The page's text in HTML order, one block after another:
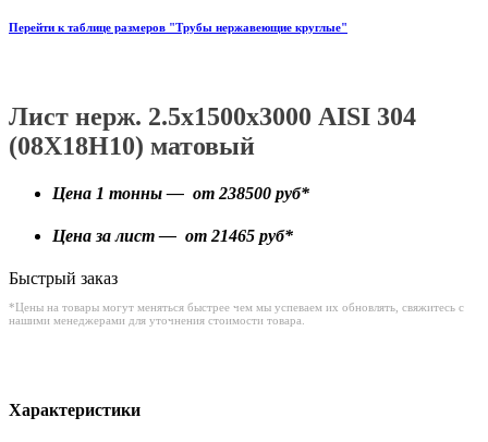
Перейти к таблице размеров "Трубы нержавеющие круглые"
Лист нерж. 2.5х1500х3000 AISI 304
(08Х18Н10) матовый
Цена 1 тонны — от 238500 руб*
Цена за лист — от 21465 руб*
Быстрый заказ
*Цены на товары могут меняться быстрее чем мы успеваем их обновлять, свяжитесь с
нашими менеджерами для уточнения стоимости товара.
Характеристики